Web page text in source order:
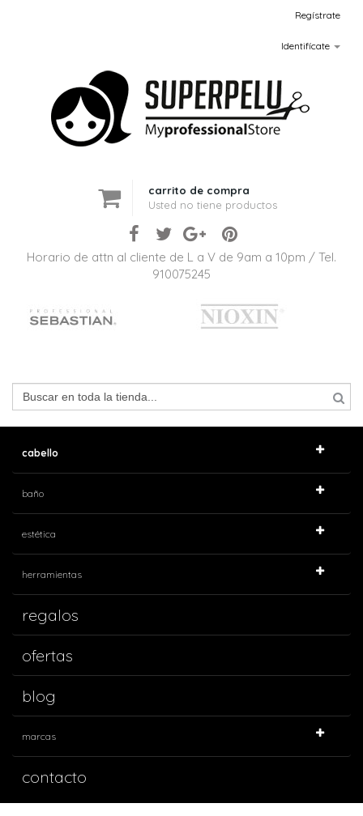
Regístrate
Identifícate
carrito de compra
Usted no tiene productos
Horario de attn al cliente de L a V de 9am a 10pm / Tel.
910075245
cabello
baño
estética
herramientas
regalos
ofertas
blog
marcas
contacto